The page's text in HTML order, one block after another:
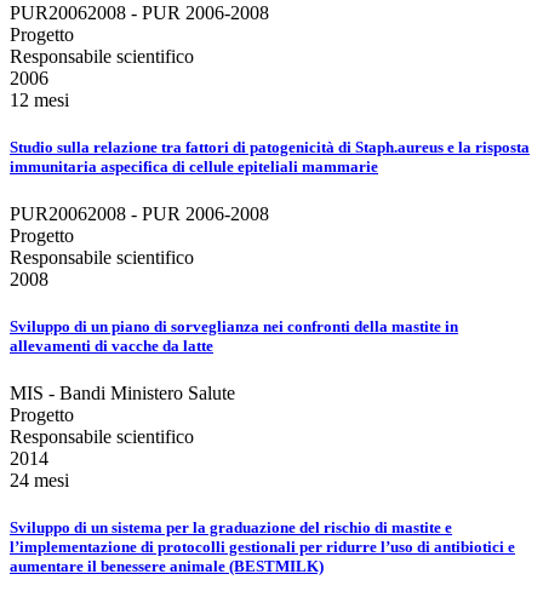
PUR20062008 - PUR 2006-2008
Progetto
Responsabile scientifico
2006
12 mesi
Studio sulla relazione tra fattori di patogenicità di Staph.aureus e la risposta
immunitaria aspecifica di cellule epiteliali mammarie
PUR20062008 - PUR 2006-2008
Progetto
Responsabile scientifico
2008
Sviluppo di un piano di sorveglianza nei confronti della mastite in
allevamenti di vacche da latte
MIS - Bandi Ministero Salute
Progetto
Responsabile scientifico
2014
24 mesi
Sviluppo di un sistema per la graduazione del rischio di mastite e
l’implementazione di protocolli gestionali per ridurre l’uso di antibiotici e
aumentare il benessere animale (BESTMILK)